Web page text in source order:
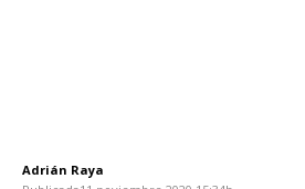
Adrián Raya